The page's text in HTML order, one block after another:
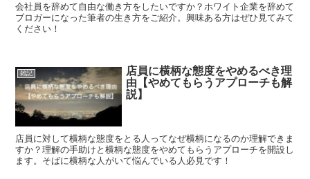
会社員を辞めて自由な働き方をしたいですか？ホワイト企業を辞めて
ブロガーになった筆者の生き方をご紹介。興味ある方はぜひ見てみて
ください！
雑記
店員に横柄な態度をやめるべき理
由【やめてもらうアプローチも解
説】
店員に対して横柄な態度をとる人ってなぜ横柄になるのか理解できま
すか？理解の手助けと横柄な態度をやめてもらうアプローチを開設し
ます。そばに横柄な人がいて悩んでいる人必見です！